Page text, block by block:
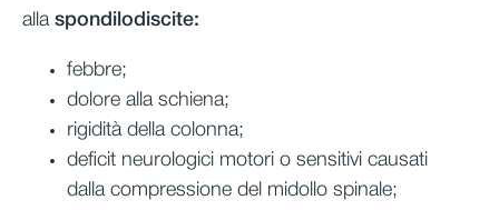
alla spondilodiscite:
febbre;
dolore alla schiena;
rigidità della colonna;
deficit neurologici motori o sensitivi causati
dalla compressione del midollo spinale;